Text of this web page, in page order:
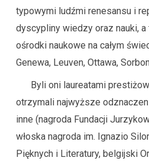
typowymi ludźmi renesansu i
dyscypliny wiedzy oraz nauki,
ośrodki naukowe na całym
Genewa, Leuven, Ottawa,
Byli oni laureatami
otrzymali najwyższe
inne (nagroda Fundacji
włoska nagroda im. Ignazio
Pięknych i Literatury, belgijski